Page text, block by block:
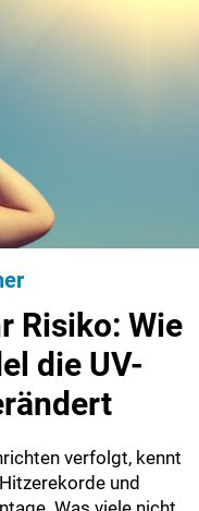
Risiko: Wie
die UV-
verfolgt, kennt
und